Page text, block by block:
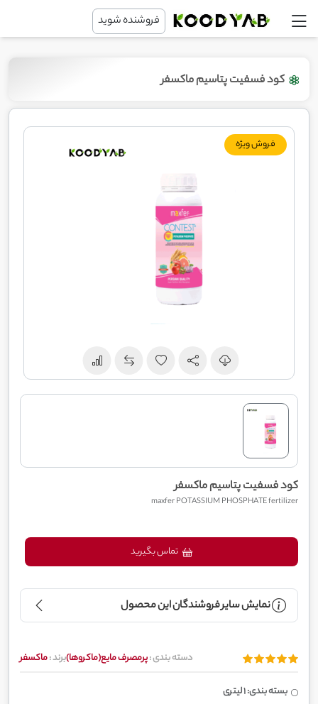
فروشنده شوید
کود فسفیت پتاسیم ماکسفر
فروش ویژه
کود فسفیت پتاسیم ماکسفر
maxfer POTASSIUM PHOSPHATE fertilizer
نمایش سایر فروشندگان این محصول
دسته بندی :پرمصرف مایع(ماکروها)برند :ماکسفر
بسته بندی: 1 لیتری